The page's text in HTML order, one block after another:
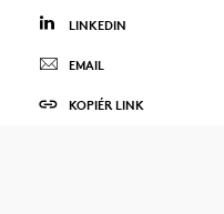
LINKEDIN
EMAIL
KOPIÉR LINK